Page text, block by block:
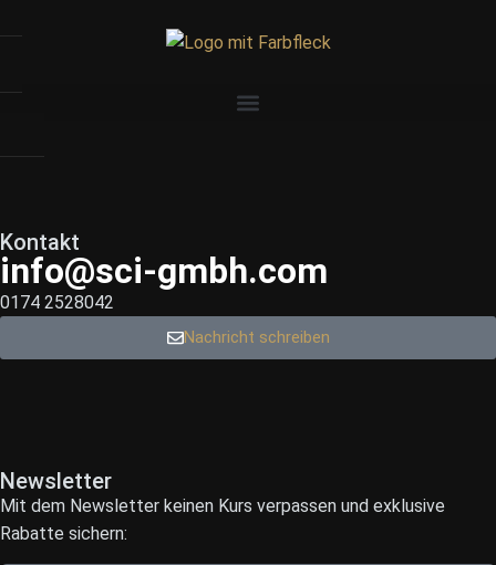
Kontakt
info@sci-gmbh.com
0174 2528042
Nachricht schreiben
Newsletter
Mit dem Newsletter keinen Kurs verpassen und exklusive
Rabatte sichern: